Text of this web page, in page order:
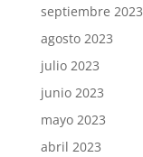
septiembre 2023
agosto 2023
julio 2023
junio 2023
mayo 2023
abril 2023